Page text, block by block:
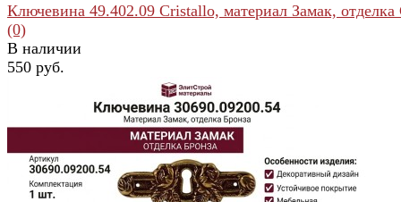
избранное сравнить
Ключевина 49.402.09 Cristallo, материал Замак, отделка
(0)
В наличии
550 руб.